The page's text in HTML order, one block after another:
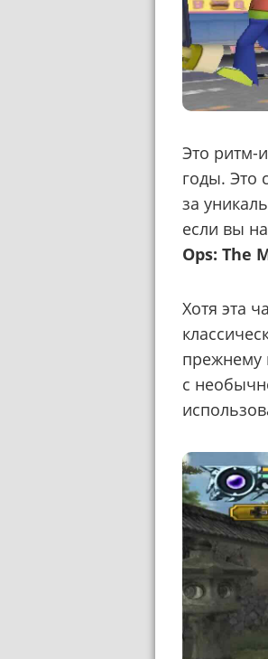
Это ритм-
годы. Это
за
если вы
Ops: The
Хотя эта
прежнему
с